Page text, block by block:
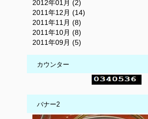
2012年01月 (2)
2011年12月 (14)
2011年11月 (8)
2011年10月 (8)
2011年09月 (5)
カウンター
バナー2